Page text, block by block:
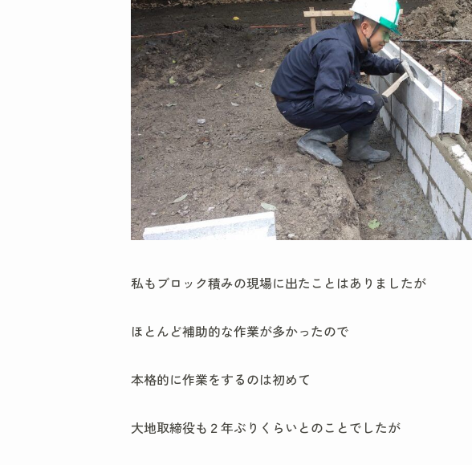
私もブロック積みの現場に出たことはありましたが
ほとんど補助的な作業が多かったので
本格的に作業をするのは初めて
大地取締役も２年ぶりくらいとのことでしたが